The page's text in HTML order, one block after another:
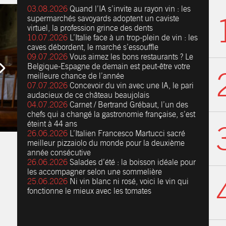
03.08.2026 Quand l’IA s’invite au rayon vin : les
supermarchés savoyards adoptent un caviste
virtuel, la profession grince des dents
10.07.2026 L’Italie face à un trop-plein de vin : les
caves débordent, le marché s’essouffle
09.07.2026 Vous aimez les bons restaurants ? Le
Belgique-Espagne de demain est peut-être votre
meilleure chance de l’année
07.07.2026 Concevoir du vin avec une IA, le pari
audacieux de ce château beaujolais
04.07.2026 Carnet / Bertrand Grébaut, l’un des
chefs qui a changé la gastronomie française, s’est
éteint à 44 ans
26.06.2026 L’Italien Francesco Martucci sacré
meilleur pizzaiolo du monde pour la deuxième
année consécutive
26.06.2026 Salades d’été : la boisson idéale pour
les accompagner selon une sommelière
25.06.2026 Ni vin blanc ni rosé, voici le vin qui
fonctionne le mieux avec les tomates